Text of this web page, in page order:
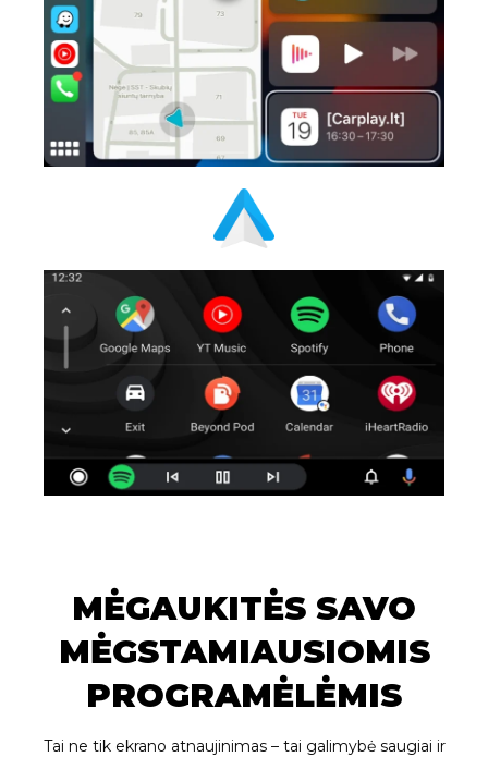
MĖGAUKITĖS SAVO
MĖGSTAMIAUSIOMIS
PROGRAMĖLĖMIS
Tai ne tik ekrano atnaujinimas – tai galimybė saugiai ir